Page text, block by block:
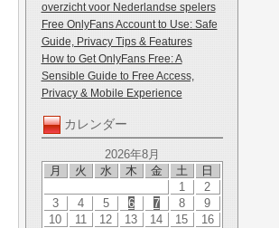
overzicht voor Nederlandse spelers
Free OnlyFans Account to Use: Safe
Guide, Privacy Tips & Features
How to Get OnlyFans Free: A
Sensible Guide to Free Access,
Privacy & Mobile Experience
カレンダー
2026年8月
月
火 水 木 金 土 日
1
2
3
4 5 6 7 8
9
10
11 12 13 14 15
16